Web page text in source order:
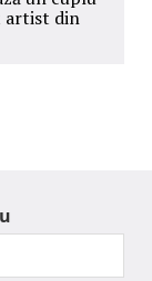
artist din